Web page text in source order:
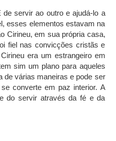
servir ao outro e ajudá-lo a
esses elementos estavam na
Cirineu, em sua própria casa,
fiel nas convicções cristãs e
era um estrangeiro em
sim um plano para aqueles
de várias maneiras e pode ser
converte em paz interior. A
do servir através da fé e da